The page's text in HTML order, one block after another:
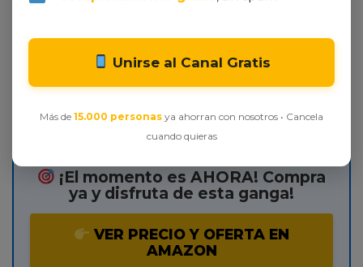
opción equilibrada entre calidad y coste. Su
la compatibilidad con la gama 12V, lo convierte en
una inversión rentable para caseros y entusiastas
del bricolaje. Aunque no es el más ligero del
mercado, su potencia y durabilidad compensan este
termine la promoción.
¡El momento es AHORA! Compra
ya y disfruta de esta ganga!
VER PRECIO Y OFERTA EN
AMAZON
Unirse al Canal Gratis
Más de 15.000 personas ya ahorran con nosotros • Cancela
cuando quieras